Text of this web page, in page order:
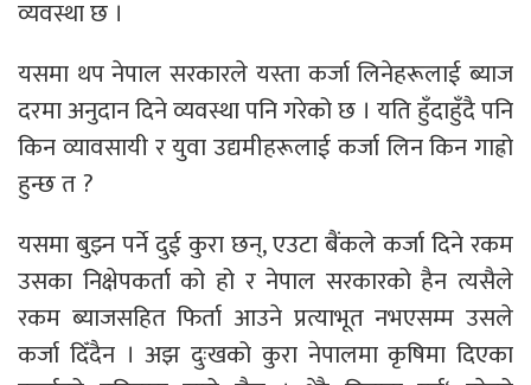
व्यवस्था छ ।
यसमा थप नेपाल सरकारले यस्ता कर्जा लिनेहरूलाई ब्याज
दरमा अनुदान दिने व्यवस्था पनि गरेको छ । यति हुँदाहुँदै पनि
किन व्यावसायी र युवा उद्यमीहरूलाई कर्जा लिन किन गाह्रो
हुन्छ त ?
यसमा बुझ्न पर्ने दुई कुरा छन्, एउटा बैंकले कर्जा दिने रकम
उसका निक्षेपकर्ता को हो र नेपाल सरकारको हैन त्यसैले
रकम ब्याजसहित फिर्ता आउने प्रत्याभूत नभएसम्म उसले
कर्जा दिँदैन । अझ दुःखको कुरा नेपालमा कृषिमा दिएका